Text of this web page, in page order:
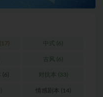
(17) 中式 (6)
古风 (6)
(6) 对抗本 (33)
情感剧本 (14)